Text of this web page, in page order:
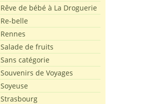
Rêve de bébé à La Droguerie
Re-belle
Rennes
Salade de fruits
Sans catégorie
Souvenirs de Voyages
Soyeuse
Strasbourg